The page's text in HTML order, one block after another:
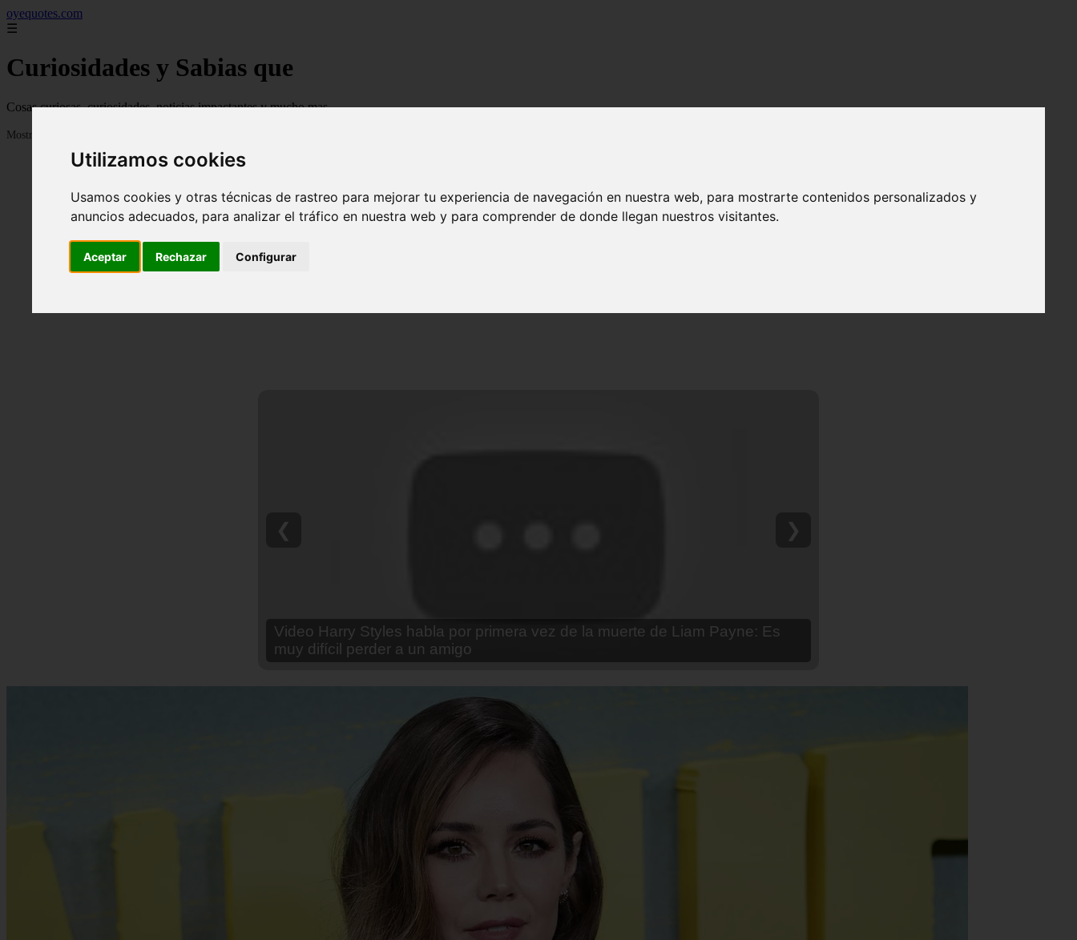
Utilizamos cookies
Usamos cookies y otras técnicas de rastreo para mejorar tu experiencia de navegación en nuestra web, para mostrarte contenidos personalizados y
anuncios adecuados, para analizar el tráfico en nuestra web y para comprender de donde llegan nuestros visitantes.
Aceptar Rechazar Configurar
oyequotes.com
☰
Curiosidades y Sabias que
Cosas curiosas, curiosidades, noticias impactantes y mucho mas
Mostrando 1 - 24 de 2838 artículos
Video Ana Brenda Contreras y la firme promesa que le hizo a su hija Aria
❮ ❯